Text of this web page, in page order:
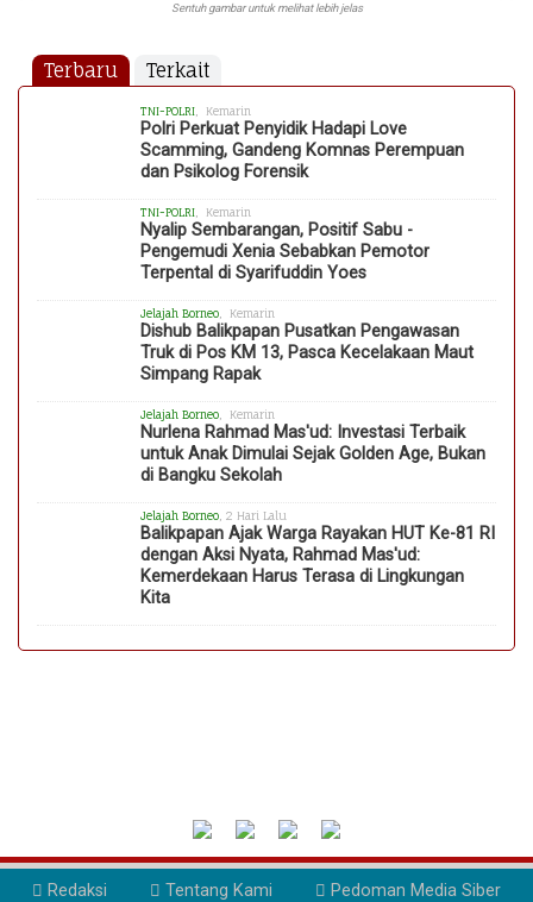
Sentuh gambar untuk melihat lebih jelas
Terbaru Terkait
TNI-POLRI , Kemarin
Polri Perkuat Penyidik Hadapi Love
Scamming, Gandeng Komnas Perempuan
dan Psikolog Forensik
TNI-POLRI , Kemarin
Nyalip Sembarangan, Positif Sabu -
Pengemudi Xenia Sebabkan Pemotor
Terpental di Syarifuddin Yoes
Jelajah Borneo , Kemarin
Dishub Balikpapan Pusatkan Pengawasan
Truk di Pos KM 13, Pasca Kecelakaan Maut
Simpang Rapak
Jelajah Borneo , Kemarin
Nurlena Rahmad Mas'ud: Investasi Terbaik
untuk Anak Dimulai Sejak Golden Age, Bukan
di Bangku Sekolah
Jelajah Borneo , 2 Hari Lalu
Balikpapan Ajak Warga Rayakan HUT Ke-81 RI
dengan Aksi Nyata, Rahmad Mas'ud:
Kemerdekaan Harus Terasa di Lingkungan
Kita
Redaksi Tentang Kami Pedoman Media Siber